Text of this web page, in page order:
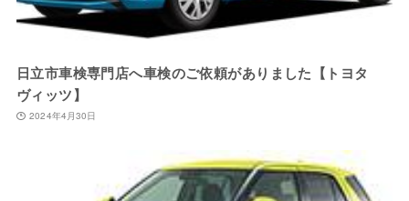
日立市車検専門店へ車検のご依頼がありました【トヨタ
ヴィッツ】
2024年4月30日